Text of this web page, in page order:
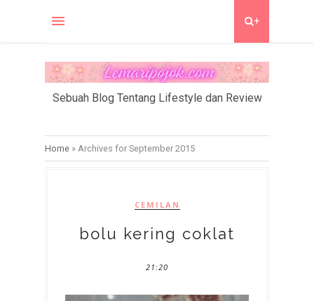
+
Sebuah Blog Tentang Lifestyle dan Review
Home » Archives for September 2015
CEMILAN
bolu kering coklat
21:20